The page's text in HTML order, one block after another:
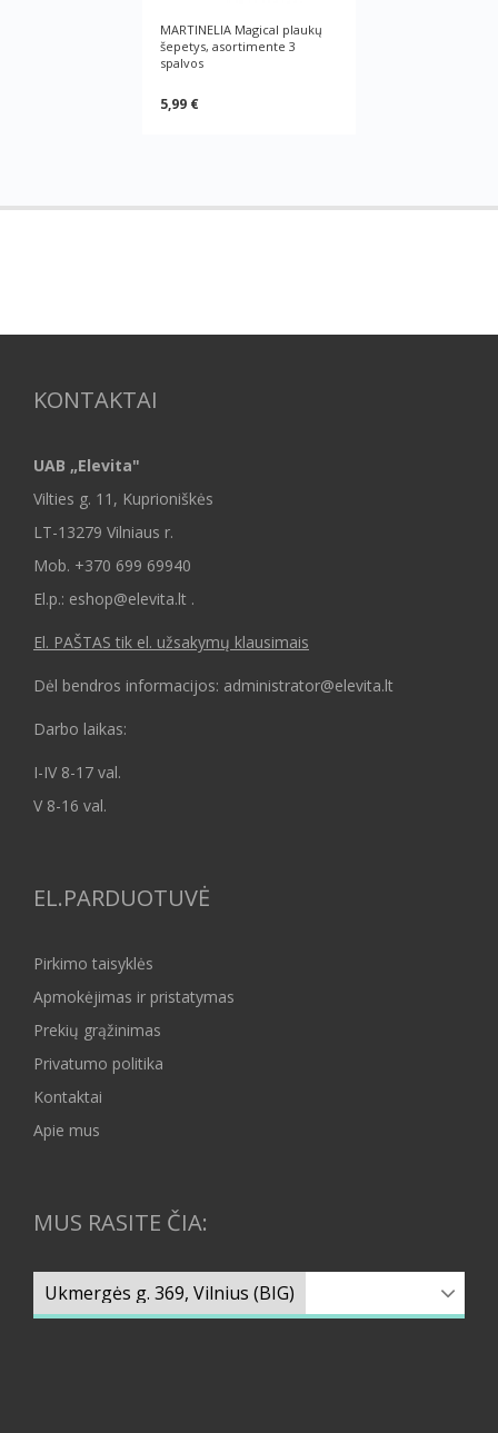
MARTINELIA Magical plaukų
šepetys, asortimente 3
spalvos
5,99 €
KONTAKTAI
UAB „Elevita"
Vilties g. 11, Kuprioniškės
LT-13279 Vilniaus r.
Mob. +370 699 69940
El.p.: eshop@elevita.lt .
El. PAŠTAS tik el. užsakymų klausimais
Dėl bendros informacijos: administrator@elevita.lt
Darbo laikas:
I-IV 8-17 val.
V 8-16 val.
EL.PARDUOTUVĖ
Pirkimo taisyklės
Apmokėjimas ir pristatymas
Prekių grąžinimas
Privatumo politika
Kontaktai
Apie mus
MUS RASITE ČIA: